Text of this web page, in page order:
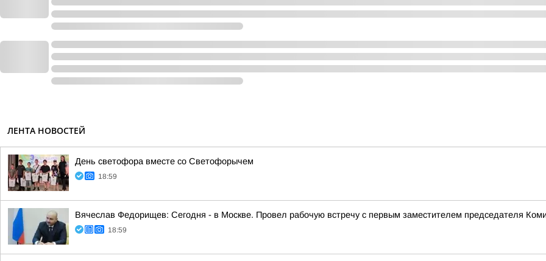
ЛЕНТА НОВОСТЕЙ
День светофора вместе со Светофорычем
18:59
Вячеслав Федорищев: Сегодня - в Москве. Провел рабочую встречу с первым заместителем председателя
18:59